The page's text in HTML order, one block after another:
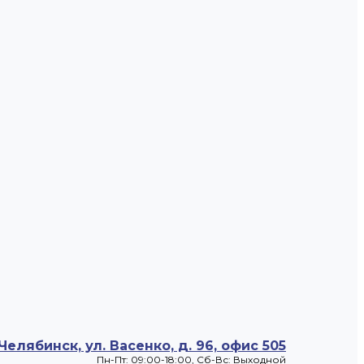
ул. Васенко, д. 96, офис 505
Пн-Пт: 09:00-18:00, Cб-Вс: Выходной